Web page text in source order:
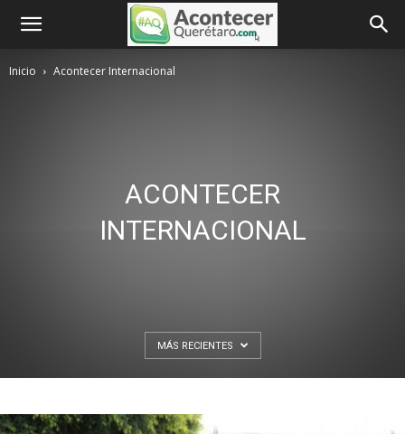
Inicio Acontecer Internacional
ACONTECER
INTERNACIONAL
MÁS RECIENTES